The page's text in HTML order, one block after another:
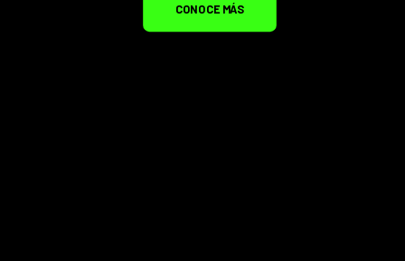
CONOCE MÁS